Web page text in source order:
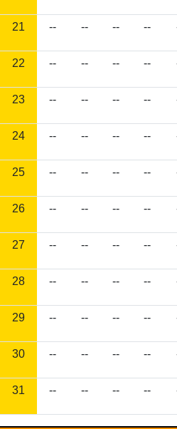
21 -- -- -- --
22 -- -- -- --
23 -- -- -- --
24 -- -- -- --
25 -- -- -- --
26 -- -- -- --
27 -- -- -- --
28 -- -- -- --
29 -- -- -- --
30 -- -- -- --
31 -- -- -- --